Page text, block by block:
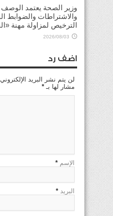
وزير الصحة يعتمد
والاشتراطات والضوابط
الترخيص لمزاولة مهنة
2026/08/03
اضف رد
لن يتم نشر البريد
مشار لها بـ *
الإسم *
البريد *